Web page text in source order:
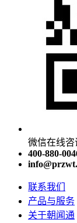
微信在线咨
400-880-
联系我们
产品与服务
关于朝闻通